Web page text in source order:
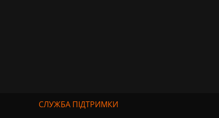
СЛУЖБА ПІДТРИМКИ